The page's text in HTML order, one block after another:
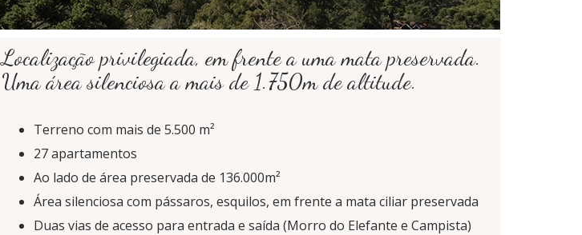
Localização privilegiada, em frente a uma mata preservada.
Uma área silenciosa a mais de 1.750m de altitude.
Terreno com mais de 5.500 m²
27 apartamentos
Ao lado de área preservada de 136.000m²
Área silenciosa com pássaros, esquilos, em frente a mata ciliar preservada
Duas vias de acesso para entrada e saída (Morro do Elefante e Campista)